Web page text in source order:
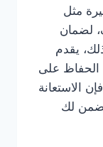
مثل
لضمان
يقدم
الحفاظ على
الاستعانة
لك